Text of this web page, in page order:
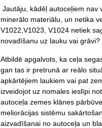
Jautāju, kādēļ autoceļiem nav
minerālo materiālu, un netika
V1022,V1023, V1024 netiek
novadīšanu uz lauku vai grāvi?
Atbildē apgalvots, ka ceļa
gan tas ir pretrunā ar reālo
apkārtējiem laukiem vai pat
izveidojot uz nomales ieslīpi
autoceļa zemes klānes
meliorācijas sistēmu
aizvadīšanai no autoceļa un